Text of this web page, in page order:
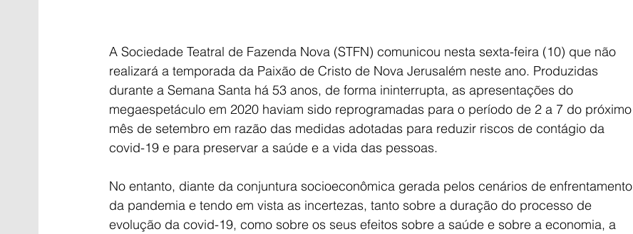
A Sociedade Teatral de Fazenda Nova (STFN) comunicou nesta sexta-feira (10) que não
realizará a temporada da Paixão de Cristo de Nova Jerusalém neste ano. Produzidas
durante a Semana Santa há 53 anos, de forma ininterrupta, as apresentações do
megaespetáculo em 2020 haviam sido reprogramadas para o período de 2 a 7 do próximo
mês de setembro em razão das medidas adotadas para reduzir riscos de contágio da
covid-19 e para preservar a saúde e a vida das pessoas.
No entanto, diante da conjuntura socioeconômica gerada pelos cenários de enfrentamento
da pandemia e tendo em vista as incertezas, tanto sobre a duração do processo de
evolução da covid-19, como sobre os seus efeitos sobre a saúde e sobre a economia, a